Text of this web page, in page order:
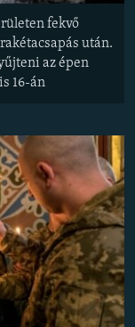
fekvő
után.
az épen
16-án